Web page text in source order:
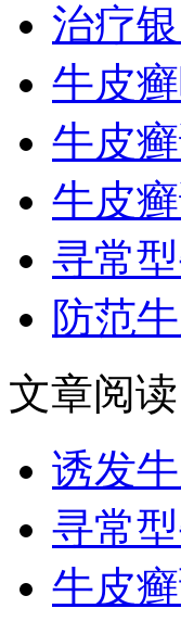
治疗
牛皮
牛皮
牛皮
寻常
防范
文章阅读
诱发
寻常
牛皮